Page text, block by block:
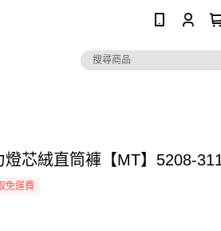
燈芯絨直筒褲【MT】5208-
免運費